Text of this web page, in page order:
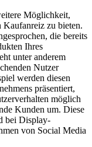
Möglichkeit,
zu bieten.
die bereits
Ihres
unter anderem
Nutzer
werden diesen
präsentiert,
möglich
Kunden um. Diese
bei Display-
von Social Media